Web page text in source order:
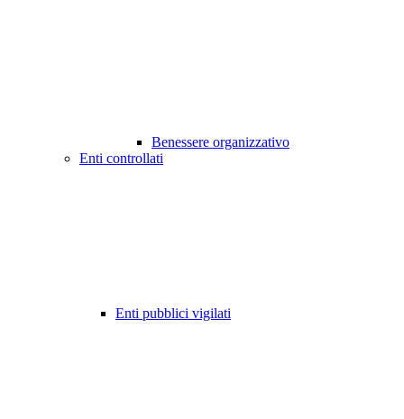
Benessere organizzativo
Enti controllati
Enti pubblici vigilati